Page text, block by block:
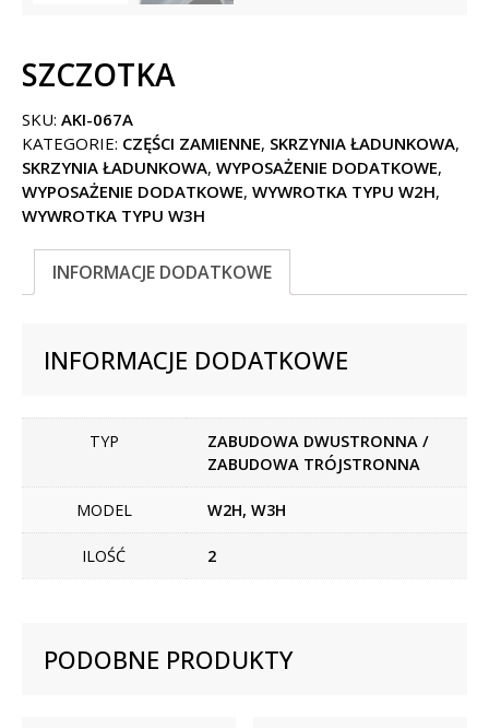
SZCZOTKA
SKU: AKI-067A
KATEGORIE: CZĘŚCI ZAMIENNE, SKRZYNIA ŁADUNKOWA,
SKRZYNIA ŁADUNKOWA, WYPOSAŻENIE DODATKOWE,
WYPOSAŻENIE DODATKOWE, WYWROTKA TYPU W2H,
WYWROTKA TYPU W3H
INFORMACJE DODATKOWE
INFORMACJE DODATKOWE
TYP
ZABUDOWA DWUSTRONNA /
ZABUDOWA TRÓJSTRONNA
MODEL W2H, W3H
ILOŚĆ 2
PODOBNE PRODUKTY